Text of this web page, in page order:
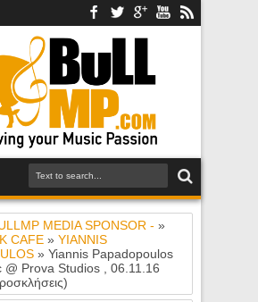
MEDIA SPONSOR - »
CAFE »YIANNIS
»Yiannis Papadopoulos
@ Prova Studios , 06.11.16